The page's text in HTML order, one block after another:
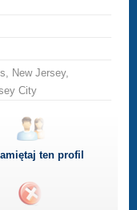
New Jersey,
City
ten profil